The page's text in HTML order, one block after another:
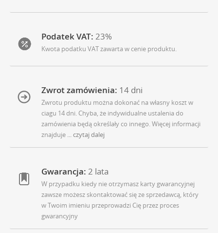
Podatek VAT: 23%
Kwota podatku VAT zawarta w cenie produktu.
Zwrot zamówienia: 14 dni
Zwrotu produktu można dokonać na własny koszt w
ciagu 14 dni. Chyba, że indywidualne ustalenia do
zamówienia będą określały co innego. Więcej informacji
znajduje ... czytaj dalej
Gwarancja: 2 lata
W przypadku kiedy nie otrzymasz karty gwarancyjnej
zawsze możesz skontaktować się ze sprzedawcą, który
w Twoim imieniu przeprowadzi Cię przez proces
gwarancyjny